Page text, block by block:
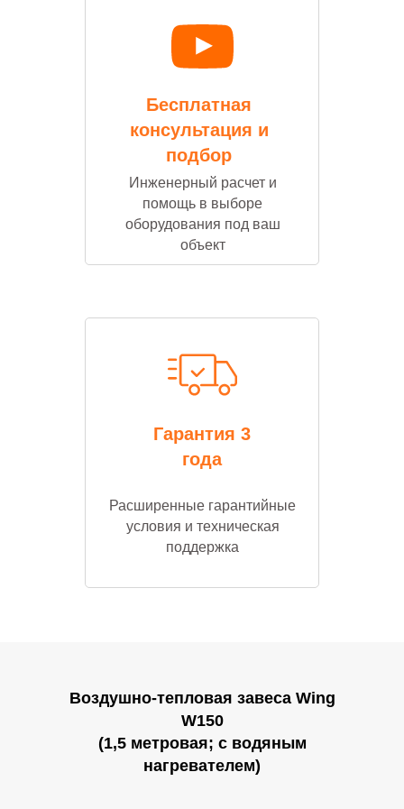
Бесплатная
консультация и
подбор
Гарантия 3
года
Инженерный расчет и
помощь в выборе
оборудования под ваш
объект
Расширенные гарантийные
условия и техническая
поддержка
Воздушно-тепловая завеса Wing
W150
(1,5 метровая; с водяным
нагревателем)